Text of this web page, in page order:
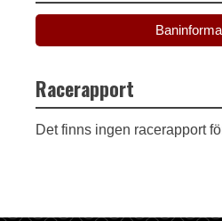
Racerapport
Det finns ingen racerapport